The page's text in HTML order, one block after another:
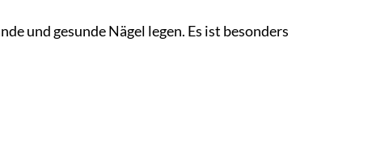
und gesunde Nägel legen. Es ist besonders